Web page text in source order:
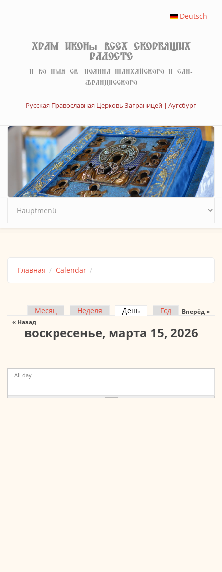
Deutsch
Храм иконы Всех скорбящих
Радосте
И во имя св. Иоанна Шанхайского и Сан-
Францисского
Русская Православная Церковь Заграницей | Аугсбург
Главная Calendar
Главные вкладки
Месяц Неделя День (активная вкладка)
Год
воскресенье, марта 15, 2026
« Назад
Вперёд »
All day